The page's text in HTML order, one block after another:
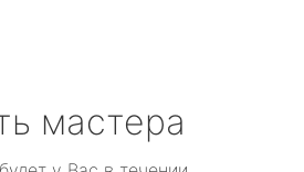
мастера